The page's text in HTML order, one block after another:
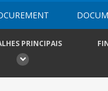
PRINCIPAIS